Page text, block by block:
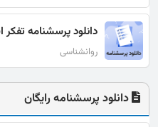
دانلود پرسشنامه
روانشناسی
دانلود پرسشنامه رایگان